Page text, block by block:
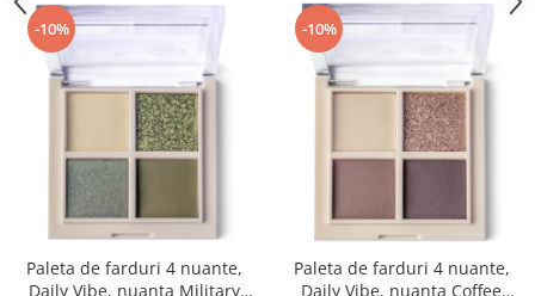
-10%
Paleta de farduri 4 nuante,
Daily Vibe, nuanta Military
-10%
Paleta de farduri 4 nuante,
Daily Vibe, nuanta Coffee